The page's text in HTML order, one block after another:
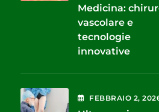
Medicina:
vascolare e
tecnologie
innovative
FEBBRAIO 2,